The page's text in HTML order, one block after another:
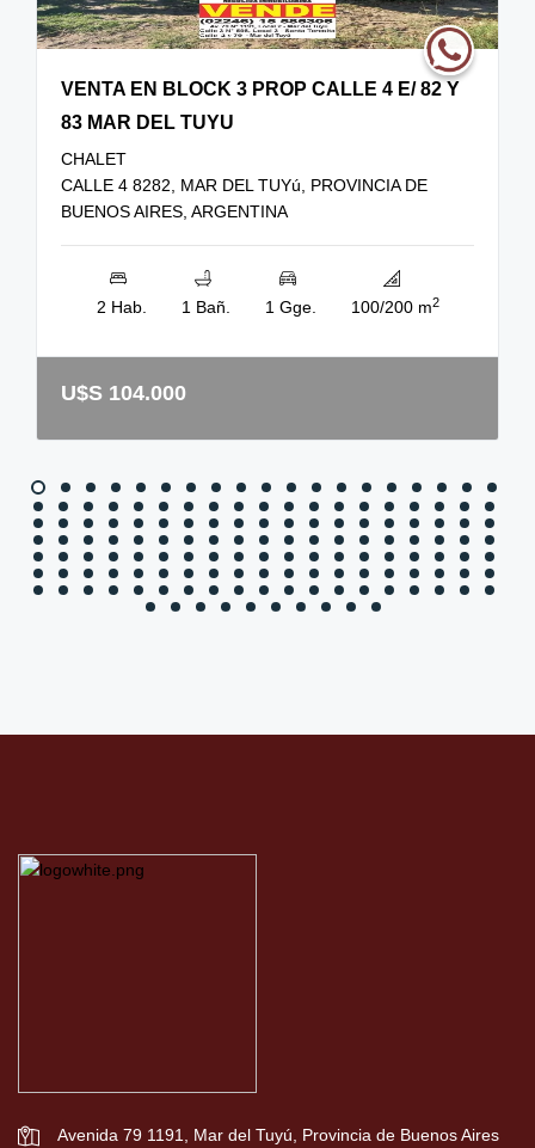
VENTA EN BLOCK 3 PROP CALLE 4 E/ 82 Y
83 MAR DEL TUYU
CHALET
CALLE 4 8282, MAR DEL TUYú, PROVINCIA DE
BUENOS AIRES, ARGENTINA
2 Hab. 1 Bañ. 1 Gge. 100/200 m2
U$S 104.000
Avenida 79 1191, Mar del Tuyú, Provincia de Buenos Aires